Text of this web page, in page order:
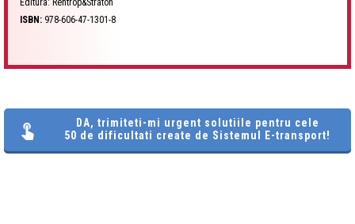
ISBN: 978-606-47-1301-8
DA, trimiteti-mi urgent solutiile pentru cele
50 de dificultati create de Sistemul E-transport!